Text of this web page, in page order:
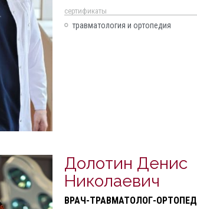
cертификаты
травматология и ортопедия
Долотин Денис
Николаевич
ВРАЧ-ТРАВМАТОЛОГ-ОРТОПЕД